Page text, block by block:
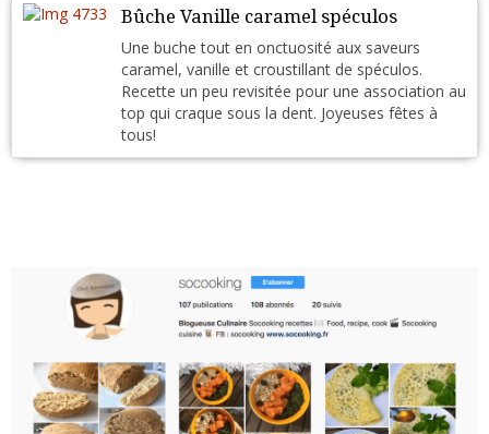
Bûche Vanille caramel spéculos
Une buche tout en onctuosité aux saveurs
caramel, vanille et croustillant de spéculos.
Recette un peu revisitée pour une association au
top qui craque sous la dent. Joyeuses fêtes à
tous!